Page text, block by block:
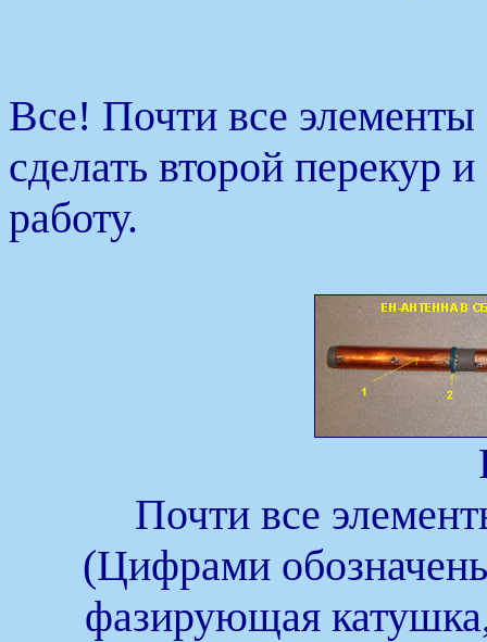
Все! Почти все
сделать второй перекур
работу.
Почти все
(Цифрами
фазирующая